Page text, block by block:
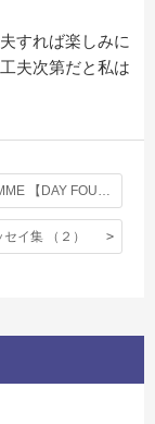
すれば楽しみに
夫次第だと私は
2018-Summer SHORT EXCHANGE PROGRAMME 【DAY FOUR ; Wow, Biology! We can understand Biology in English!】◆Forest Schoolより体験記◆
イ集 （２）